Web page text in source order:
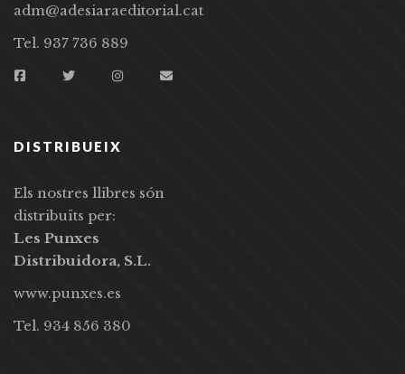
adm@adesiaraeditorial.cat
Tel. 937 736 889
DISTRIBUEIX
Els nostres llibres són
distribuïts per:
Les Punxes
Distribuidora, S.L.
www.punxes.es
Tel. 934 856 380